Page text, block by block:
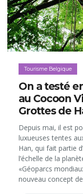
Tourisme Belgique
On a testé
au Cocoon
Grottes de
Depuis mai, il est
luxueuses tentes
Han, qui fait partie
l’échelle de la
«Géoparcs
nouveau concept